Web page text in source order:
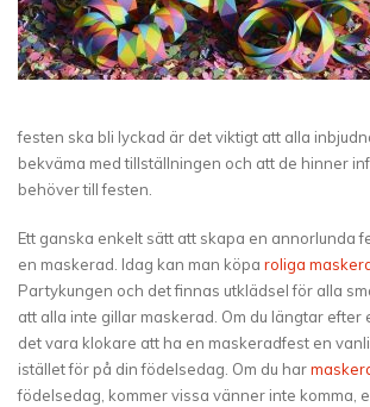
festen ska bli lyckad är det viktigt att alla
bekväma med tillställningen och att de hinner
behöver till festen.
Ett ganska enkelt sätt att skapa en annorlunda
en maskerad. Idag kan man köpa roliga
Partykungen och det finnas utklädsel för alla
att alla inte gillar maskerad. Om du längtar efter
det vara klokare att ha en maskeradfest en
istället för på din födelsedag. Om du har
födelsedag, kommer vissa vänner inte komma,